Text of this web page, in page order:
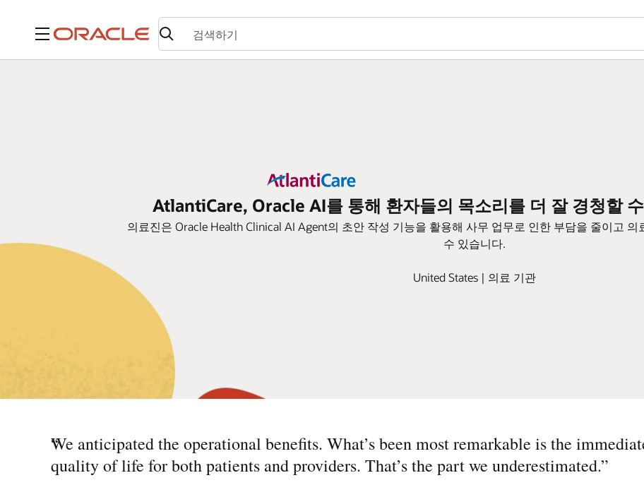
메뉴
AtlantiCare, Oracle AI를 통해 환자들의 목소리를 더 잘 경청할
의료진은 Oracle Health Clinical AI Agent의 초안 작성 기능을 활용해 사무 업무로 인한 부담을 줄이고
수 있습니다.
United States | 의료 기관
“
We anticipated the operational benefits. What’s been most remarkable is the
quality of life for both patients and providers. That’s the part we underestimated.”